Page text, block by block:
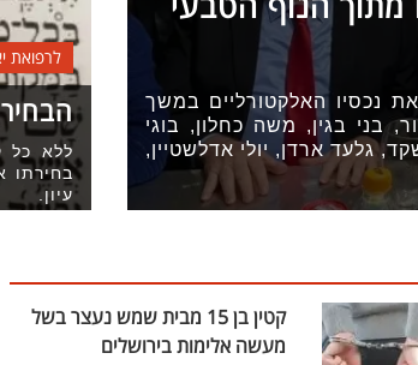
נכסיו האלקטורליים במשך
בני בגין, משה כחלון, בוגי
גלעד ארדן, יולי אדלשטיין,
לרפואת
בחירתו
עיון.
קטין בן 15 מבית שמש נעצר בשל
מעשה אלימות בירושלים